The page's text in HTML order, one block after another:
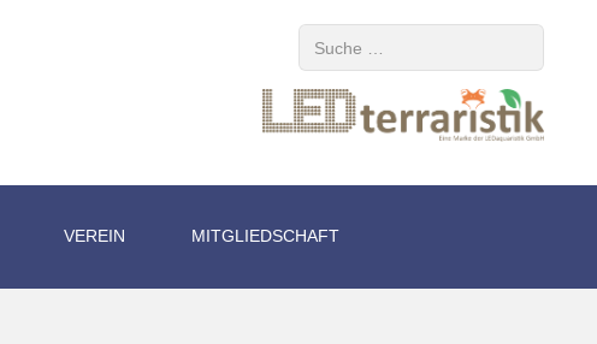
VEREIN MITGLIEDSCHAFT